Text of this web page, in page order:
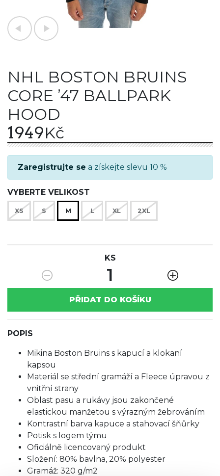
NHL BOSTON BRUINS
CORE ’47 BALLPARK
HOOD
1949Kč
Zaregistrujte se a získejte slevu 10 %
VYBERTE VELIKOST
XS S M L XL 2XL
KS
1
PŘIDAT DO KOŠÍKU
POPIS
Mikina Boston Bruins s kapucí a klokaní
kapsou
Materiál se střední gramáží a Fleece úpravou z
vnitřní strany
Oblast pasu a rukávy jsou zakončené
elastickou manžetou s výrazným žebrováním
Kontrastní barva kapuce a stahovací šňůrky
Potisk s logem týmu
Oficiálně licencovaný produkt
Složení: 80% bavlna, 20% polyester
Gramáž: 320 g/m2